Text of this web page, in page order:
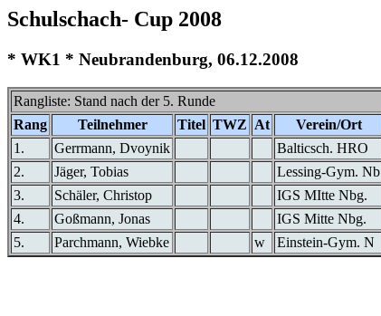
Schulschach- Cup 2008
* WK1 * Neubrandenburg, 06.12.2008
Rangliste: Stand nach der 5. Runde
Rang
Teilnehmer Titel TWZ At Verein/Ort
1.
Gerrmann, Dvoynik Balticsch. HRO
2.
Jäger, Tobias Lessing-Gym. Nb
3.
Schäler, Christop IGS MItte Nbg.
4.
Goßmann, Jonas IGS Mitte Nbg.
5.
Parchmann, Wiebke w Einstein-Gym. N